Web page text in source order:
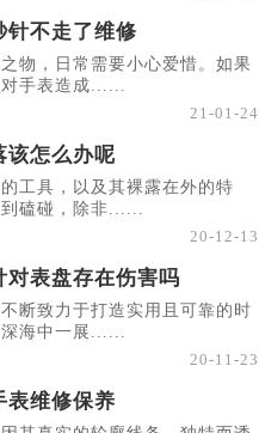
针不走了维修
物，日常需要小心爱惜。如果
手表造成......
21-01-24
该怎么办呢
工具，以及其裸露在外的特
磕碰，除非......
20-12-13
对表盘存在伤害吗
断致力于打造实用且可靠的时
海中一展......
20-11-23
表维修保养